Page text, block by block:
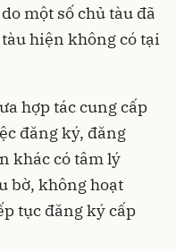
một số chủ tàu đã
hiện không có tại
hợp tác cung cấp
đăng ký, đăng
khác có tâm lý
bờ, không hoạt
tục đăng ký cấp